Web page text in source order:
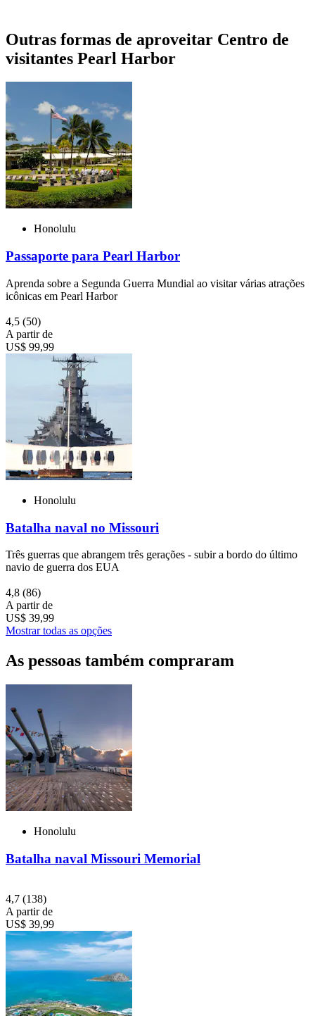
Outras formas de aproveitar Centro de
visitantes Pearl Harbor
Honolulu
Passaporte para Pearl Harbor
Aprenda sobre a Segunda Guerra Mundial ao visitar várias atrações
icônicas em Pearl Harbor
4,5 (50)
A partir de
US$ 99,99
Honolulu
Batalha naval no Missouri
Três guerras que abrangem três gerações - subir a bordo do último
navio de guerra dos EUA
4,8 (86)
A partir de
US$ 39,99
Mostrar todas as opções
As pessoas também compraram
Honolulu
Batalha naval Missouri Memorial
4,7 (138)
A partir de
US$ 39,99